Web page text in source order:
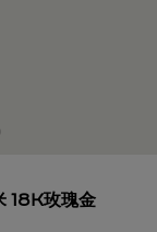
18K玫瑰金